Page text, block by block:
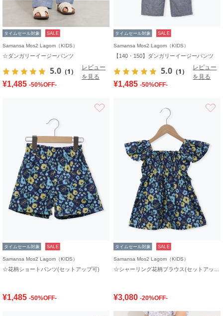
タイムセール対象 SALE
Samansa Mos2 Lagom（KIDS）
☆ダンガリーイージーパンツ
5.0 （1）
レビュー
を見る
¥1,485 -50%OFF-
タイムセール対象 SALE
Samansa Mos2 Lagom（KIDS）
【140・150】ダンガリーイージーパンツ
5.0 （1）
レビュー
を見る
¥1,485 -50%OFF-
タイムセール対象 SALE
Samansa Mos2 Lagom（KIDS）
☆花柄ショートパンツ(セットアップ可)
¥1,485 -50%OFF-
タイムセール対象 SALE
Samansa Mos2 Lagom（KIDS）
¥3,080 -20%OFF-